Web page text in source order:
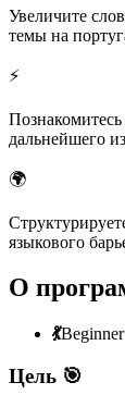
Увеличите
темы на
⚡️
дальнейшего
🌍
языкового
О
💃Beginner
Цель 🎯